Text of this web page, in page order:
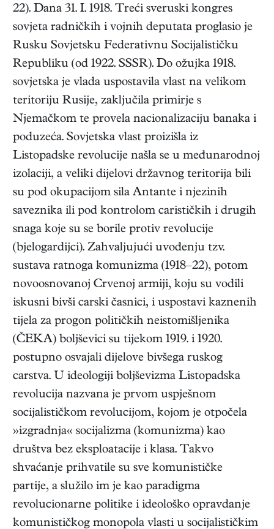
22). Dana 31. I. 1918. Treći sveruski kongres
sovjeta radničkih i vojnih deputata proglasio je
Rusku Sovjetsku Federativnu Socijalističku
Republiku (od 1922. SSSR). Do ožujka 1918.
sovjetska je vlada uspostavila vlast na velikom
teritoriju Rusije, zaključila primirje s
Njemačkom te provela nacionalizaciju banaka i
poduzeća. Sovjetska vlast proizišla iz
Listopadske revolucije našla se u međunarodnoj
izolaciji, a veliki dijelovi državnog teritorija bili
su pod okupacijom sila Antante i njezinih
saveznika ili pod kontrolom carističkih i drugih
snaga koje su se borile protiv revolucije
(bjelogardijci). Zahvaljujući uvođenju tzv.
sustava ratnoga komunizma (1918–22), potom
novoosnovanoj Crvenoj armiji, koju su vodili
iskusni bivši carski časnici, i uspostavi kaznenih
tijela za progon političkih neistomišljenika
(ČEKA) boljševici su tijekom 1919. i 1920.
postupno osvajali dijelove bivšega ruskog
carstva. U ideologiji boljševizma Listopadska
revolucija nazvana je prvom uspješnom
socijalističkom revolucijom, kojom je otpočela
»izgradnja« socijalizma (komunizma) kao
društva bez eksploatacije i klasa. Takvo
shvaćanje prihvatile su sve komunističke
partije, a služilo im je kao paradigma
revolucionarne politike i ideološko opravdanje
komunističkog monopola vlasti u socijalističkim